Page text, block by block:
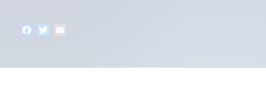
Facebook
Twitter